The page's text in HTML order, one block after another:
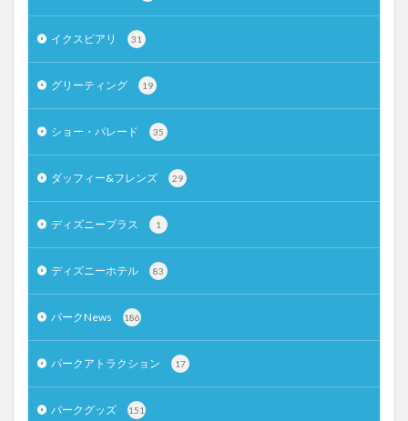
イクスピアリ 31
グリーティング 19
ショー・パレード 35
ダッフィー&フレンズ 29
ディズニープラス 1
ディズニーホテル 83
パークNews 186
パークアトラクション 17
パークグッズ 151